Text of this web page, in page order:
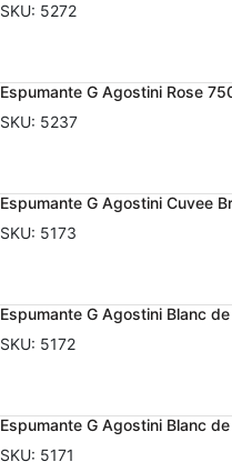
SKU: 5272
Espumante G Agostini Rose
SKU: 5237
Espumante G Agostini Cuvee
SKU: 5173
Espumante G Agostini Blanc
SKU: 5172
Espumante G Agostini Blanc
SKU: 5171